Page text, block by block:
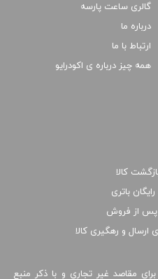
مقاصد غیر تجاری و با ذکر منبع
گالری ساعت پارسه
درباره ما
ارتباط با ما
همه چیز درباره ی اکودرایو
کالا
باتری
از فروش
ارسال و رهگیری کالا